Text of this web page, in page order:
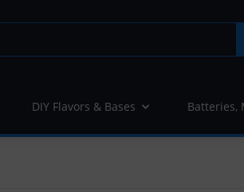
DIY Flavors & Bases Batteries,